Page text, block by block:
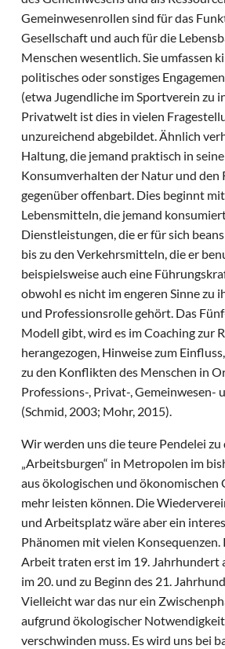
Gemeinwesenrollen sind für das
Gesellschaft und auch für die
Menschen wesentlich. Sie umfassen
politisches oder sonstiges
(etwa Jugendliche im Sportverein zu
Privatwelt ist dies in vielen
unzureichend abgebildet. Ähnlich
Haltung, die jemand praktisch in
Konsumverhalten der Natur und den
gegenüber offenbart. Dies beginnt
Lebensmitteln, die jemand
Dienstleistungen, die er für sich
bis zu den Verkehrsmitteln, die er
beispielsweise auch eine
obwohl es nicht im engeren Sinne zu
und Professionsrolle gehört. Das
Modell gibt, wird es im Coaching zur
herangezogen, Hinweise zum
zu den Konflikten des Menschen in
Professions-, Privat-, Gemeinwesen-
(Schmid, 2003; Mohr, 2015).
Wir werden uns die teure Pendelei zu
„Arbeitsburgen“ in Metropolen im
aus ökologischen und ökonomischen
mehr leisten können. Die
und Arbeitsplatz wäre aber ein
Phänomen mit vielen
Arbeit traten erst im 19. Jahrhundert
im 20. und zu Beginn des 21.
Vielleicht war das nur ein
aufgrund ökologischer
verschwinden muss. Es wird uns bei